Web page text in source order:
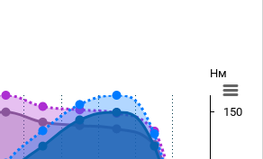
Нм
150